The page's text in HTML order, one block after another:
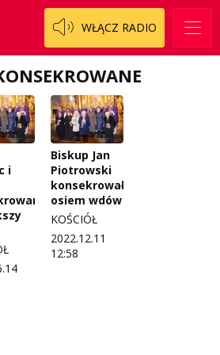
WŁĄCZ RADIO
zapomnę
i
Biskup Jan
Piotrowski
konsekrował
osiem wdów
KOŚCIÓŁ
2022.12.11
12:58